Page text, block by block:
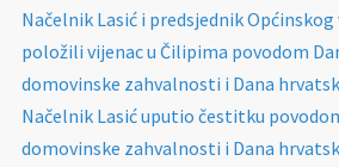
Načelnik Lasić i predsjednik
položili vijenac u Čilipima povodom
domovinske zahvalnosti i Dana
Načelnik Lasić uputio čestitku
domovinske zahvalnosti i Dana